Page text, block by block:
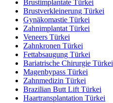
Brustimplantate Türkei
Brustverkleinerung Türkei
Gynäkomastie Türkei
Zahnimplantat Türkei
Veneers Türkei
Zahnkronen Türkei
Fettabsaugung Türkei
Bariatrische Chirurgie Türkei
Magenbypass Türkei
Zahnmedizin Türkei
Brazilian Butt Lift Türkei
Haartransplantation Türkei